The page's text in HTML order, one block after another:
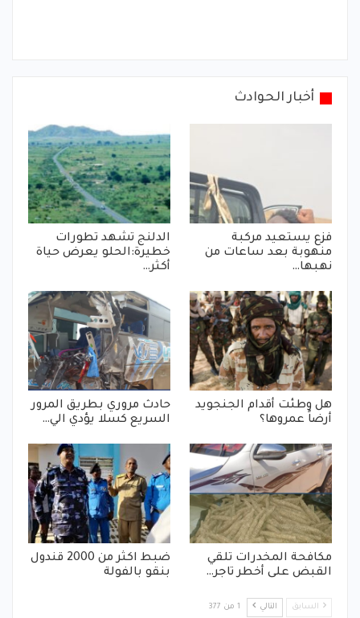
أخبار الحوادث
فزع يستعيد مركبة
منهوبة بعد ساعات من
نهبها…
الدلنج تشهد تطورات
خطيرة:الحلو يعرض حياة
أكثر…
هل وطئت أقدام الجنجويد
أرضاً عمروها؟
حادث مروري بطريق المرور
السريع كسلا يؤدي الي…
مكافحة المخدرات تلقي
القبض على أخطر تاجر…
ضبط اكثر من 2000 قندول
بنقو بالفولة
السابق التالي 1 من 377